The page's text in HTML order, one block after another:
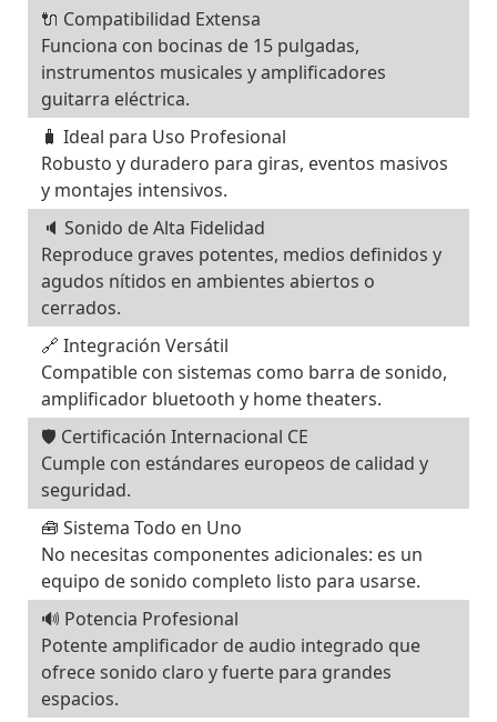
🔌 Compatibilidad Extensa
Funciona con bocinas de 15 pulgadas,
instrumentos musicales y amplificadores
guitarra eléctrica.
🧳 Ideal para Uso Profesional
Robusto y duradero para giras, eventos masivos
y montajes intensivos.
🔈 Sonido de Alta Fidelidad
Reproduce graves potentes, medios definidos y
agudos nítidos en ambientes abiertos o
cerrados.
🔗 Integración Versátil
Compatible con sistemas como barra de sonido,
amplificador bluetooth y home theaters.
🛡️ Certificación Internacional CE
Cumple con estándares europeos de calidad y
seguridad.
🧰 Sistema Todo en Uno
No necesitas componentes adicionales: es un
equipo de sonido completo listo para usarse.
🔊 Potencia Profesional
Potente amplificador de audio integrado que
ofrece sonido claro y fuerte para grandes
espacios.